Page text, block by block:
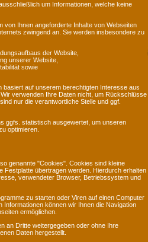
um Informationen, welche keine
von Ihnen angeforderte Inhalte von Webseiten
zwingend an. Sie werden insbesondere zu
der Website,
unserer Website,
sowie
basiert auf unserem berechtigten Interesse aus
verwenden Ihre Daten nicht, um Rückschlüsse
nur die verantwortliche Stelle und ggf.
ggfs. statistisch ausgewertet, um unseren
optimieren.
genannte "Cookies". Cookies sind kleine
Festplatte übertragen werden. Hierdurch erhalten
verwendeter Browser, Betriebssystem und
zu starten oder Viren auf einen Computer
können wir Ihnen die Navigation
ermöglichen.
an Dritte weitergegeben oder ohne Ihre
Daten hergestellt.